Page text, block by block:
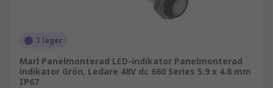
I lager
Marl Panelmonterad LED-indikator Panelmonterad
indikator Grön, Ledare 48V dc 660 Series 5.9 x 4.8 mm
IP67